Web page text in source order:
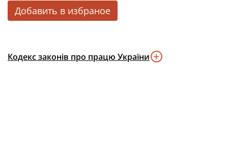
Добавить в избраное
Кодекс законів про працю України